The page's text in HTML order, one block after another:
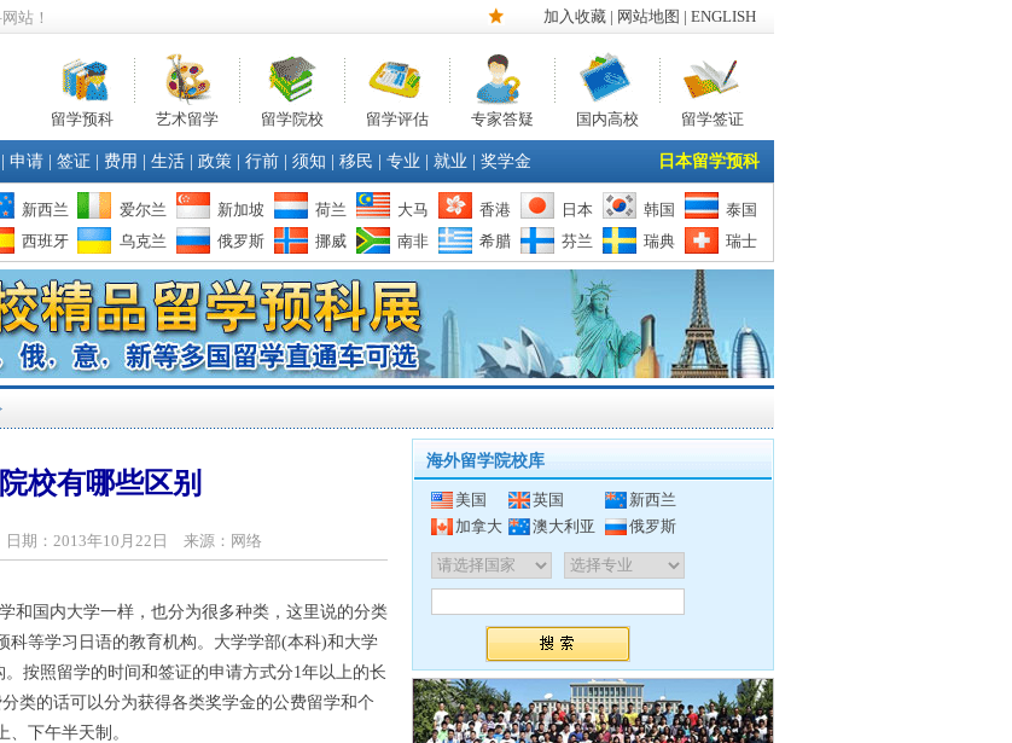
站！ 加入收藏 | 网站地图 | ENGLISH
留学预科 艺术留学 留学院校 留学评估 专家答疑 国内高校 留学签证
申请 签证 费用 生活 政策 行前 须知 移民 专业 就业 奖学金 日本留学预科
新西兰 爱尔兰 新加坡 荷兰 大马 香港 日本 韩国
泰国
西班牙 乌克兰 俄罗斯 挪威 南非 希腊 芬兰 瑞典 瑞士
校有哪些区别
期：2013年10月22日 来源：网络
国内大学一样，也分为很多种类，这里说的分类
等学习日语的教育机构。大学学部(本科)和大学
按照留学的时间和签证的申请方式分1年以上的长
类的话可以分为获得各类奖学金的公费留学和个
下午半天制。
海外留学院校库
美国 英国
新西兰
加拿大
澳大利亚 俄罗斯